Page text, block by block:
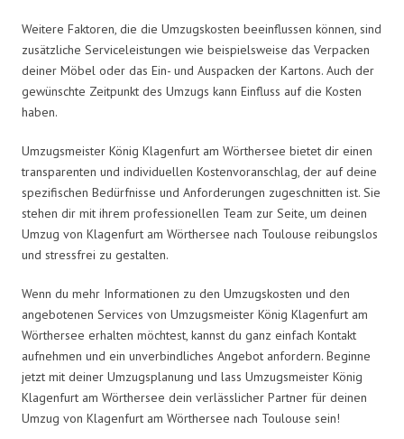
Weitere Faktoren, die die Umzugskosten beeinflussen können, sind
zusätzliche Serviceleistungen wie beispielsweise das Verpacken
deiner Möbel oder das Ein- und Auspacken der Kartons. Auch der
gewünschte Zeitpunkt des Umzugs kann Einfluss auf die Kosten
haben.
Umzugsmeister König Klagenfurt am Wörthersee bietet dir einen
transparenten und individuellen Kostenvoranschlag, der auf deine
spezifischen Bedürfnisse und Anforderungen zugeschnitten ist. Sie
stehen dir mit ihrem professionellen Team zur Seite, um deinen
Umzug von Klagenfurt am Wörthersee nach Toulouse reibungslos
und stressfrei zu gestalten.
Wenn du mehr Informationen zu den Umzugskosten und den
angebotenen Services von Umzugsmeister König Klagenfurt am
Wörthersee erhalten möchtest, kannst du ganz einfach Kontakt
aufnehmen und ein unverbindliches Angebot anfordern. Beginne
jetzt mit deiner Umzugsplanung und lass Umzugsmeister König
Klagenfurt am Wörthersee dein verlässlicher Partner für deinen
Umzug von Klagenfurt am Wörthersee nach Toulouse sein!